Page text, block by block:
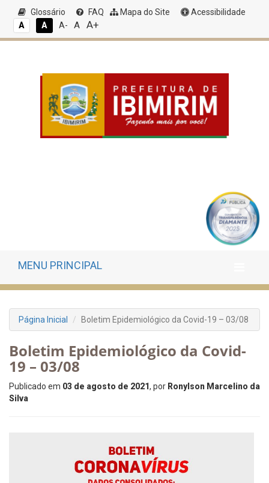
Glossário FAQ Mapa do Site
Acessibilidade
A
A A- A A+
MENU PRINCIPAL
Página Inicial Boletim Epidemiológico da Covid-19 – 03/08
Boletim Epidemiológico da Covid-
19 – 03/08
Publicado em 03 de agosto de 2021, por Ronylson Marcelino da
Silva